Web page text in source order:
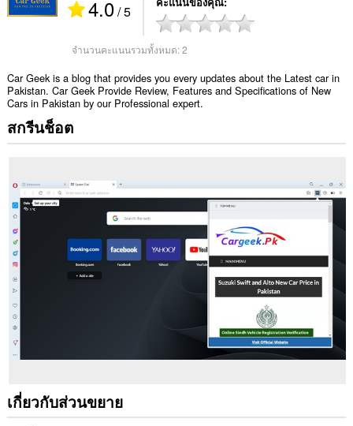
4.0/ 5
จำนวนคะแนนรวมทั้งหมด:2
Car Geek is a blog that provides you every updates about the Latest car in
Pakistan. Car Geek Provide Review, Features and Specifications of New
Cars in Pakistan by our Professional expert.
สกรีนช็อต
เกี่ยวกับส่วนขยาย